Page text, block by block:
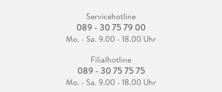
Servicehotline
089 - 30 75 79 00
Mo. - Sa. 9.00 - 18.00 Uhr
Filialhotline
089 - 30 75 75 75
Mo. - Sa. 9.00 - 18.00 Uhr